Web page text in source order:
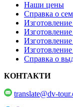
Наши цены
Справка о
Справка о
КОНТАКТИ
translate@dv-